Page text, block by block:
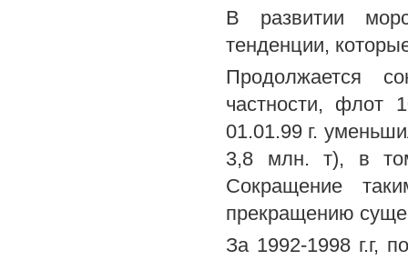
В развитии
тенденции,
Продолжается
частности, флот
01.01.99 г.
3,8 млн. т), в
Сокращение
прекращению
За 1992-1998 г.г,